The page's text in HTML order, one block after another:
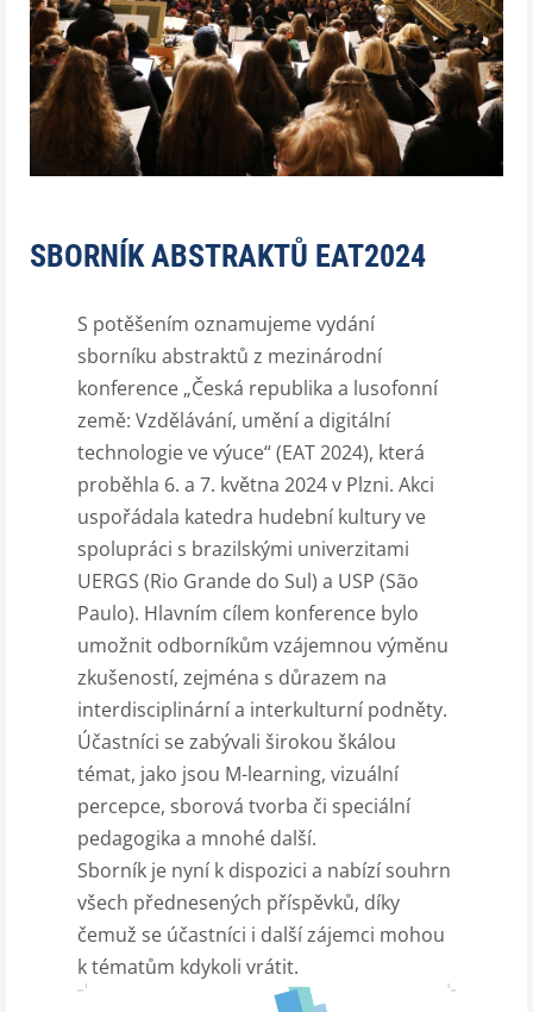
SBORNÍK ABSTRAKTŮ EAT2024
S potěšením oznamujeme vydání
sborníku abstraktů z mezinárodní
konference „Česká republika a lusofonní
země: Vzdělávání, umění a digitální
technologie ve výuce“ (EAT 2024), která
proběhla 6. a 7. května 2024 v Plzni. Akci
uspořádala katedra hudební kultury ve
spolupráci s brazilskými univerzitami
UERGS (Rio Grande do Sul) a USP (São
Paulo). Hlavním cílem konference bylo
umožnit odborníkům vzájemnou výměnu
zkušeností, zejména s důrazem na
interdisciplinární a interkulturní podněty.
Účastníci se zabývali širokou škálou
témat, jako jsou M-learning, vizuální
percepce, sborová tvorba či speciální
pedagogika a mnohé další.
Sborník je nyní k dispozici a nabízí souhrn
všech přednesených příspěvků, díky
čemuž se účastníci i další zájemci mohou
k tématům kdykoli vrátit.